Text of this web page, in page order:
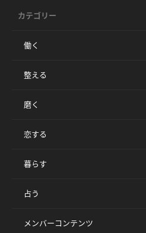
カテゴリー
働く
整える
磨く
恋する
暮らす
占う
メンバーコンテンツ